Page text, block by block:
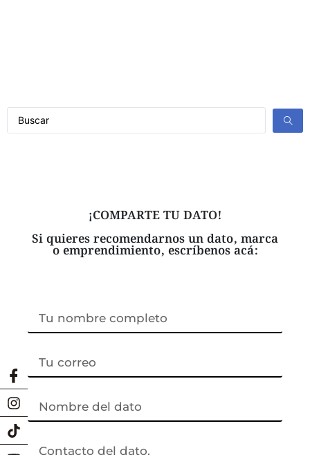
¡COMPARTE TU DATO!
Si quieres recomendarnos un dato, marca
o emprendimiento, escríbenos acá: